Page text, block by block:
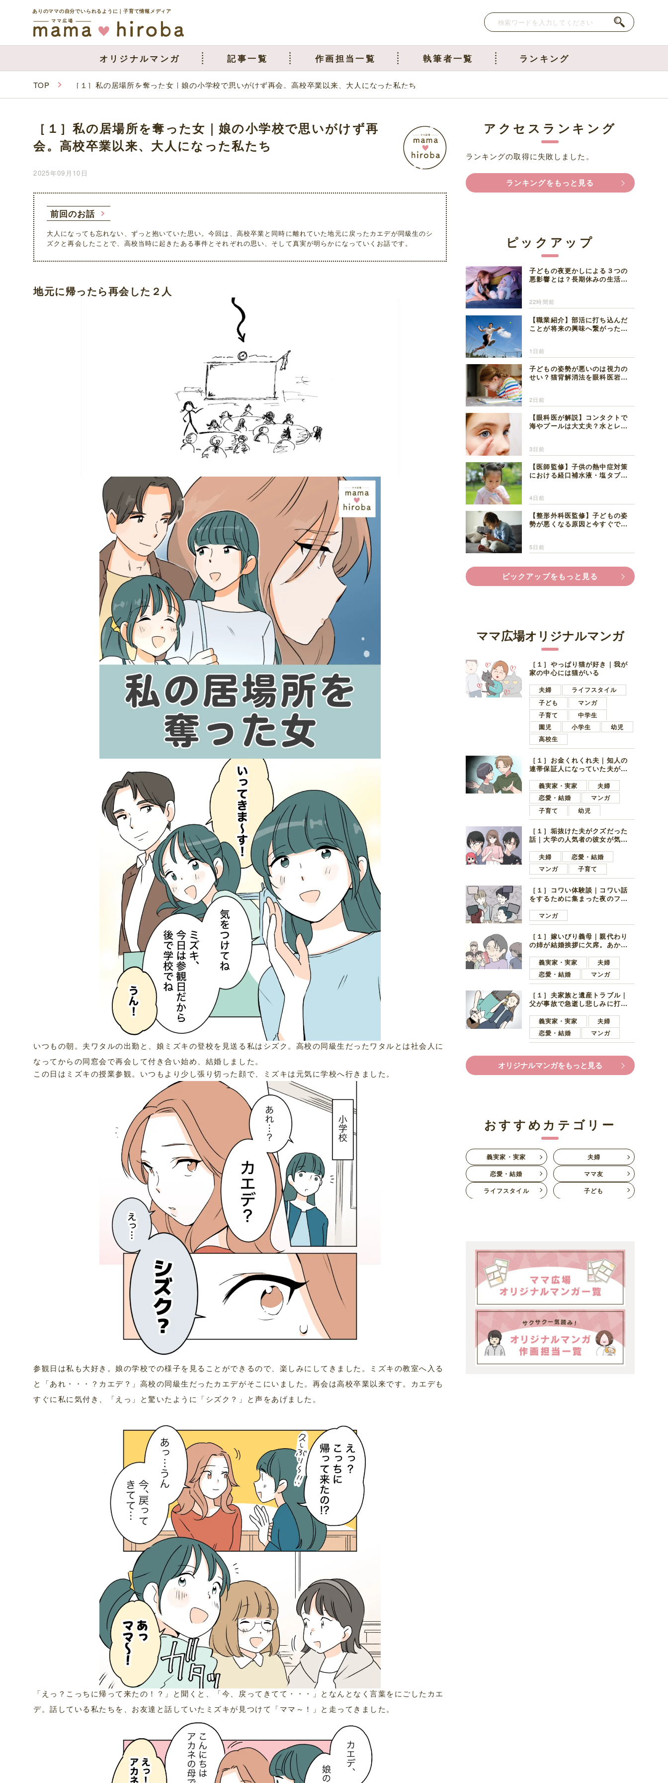
ありのママの自分でいられるように｜子育て情報メディア
オリジナルマンガ 記事一覧 作画担当一覧 執筆者一覧 ランキング
TOP ［１］私の居場所を奪った女｜娘の小学校で思いがけず再会。高校卒業以来、大人になった私たち
［１］私の居場所を奪った女｜娘の小学校で思いがけず再
会。高校卒業以来、大人になった私たち
2025年09月10日
前回のお話
大人になっても忘れない、ずっと抱いていた思い。今回は、高校卒業と同時に離れていた地元に戻ったカエデが同級生のシ
ズクと再会したことで、高校当時に起きたある事件とそれぞれの思い、そして真実が明らかになっていくお話です。
地元に帰ったら再会した２人
いつもの朝。夫ワタルの出勤と、娘ミズキの登校を見送る私はシズク。高校の同級生だったワタルとは社会人に
なってからの同窓会で再会して付き合い始め、結婚しました。
この日はミズキの授業参観。いつもより少し張り切った顔で、ミズキは元気に学校へ行きました。
参観日は私も大好き。娘の学校での様子を見ることができるので、楽しみにしてきました。ミズキの教室へ入る
と「あれ・・・？カエデ？」高校の同級生だったカエデがそこにいました。再会は高校卒業以来です。カエデも
すぐに私に気付き、「えっ」と驚いたように「シズク？」と声をあげました。
「えっ？こっちに帰って来たの！？」と聞くと、「今、戻ってきてて・・・」となんとなく言葉をにごしたカエ
デ。話している私たちを、お友達と話していたミズキが見つけて「ママ～！」と走ってきました。
アクセスランキング
ランキングの取得に失敗しました。
ランキングをもっと見る
ピックアップ
子どもの夜更かしによる３つの
悪影響とは？長期休みの生活リ
22時間前
【職業紹介】部活に打ち込んだ
ことが将来の興味へ繋がった。
1日前
子どもの姿勢が悪いのは視力の
せい？猫背解消法を眼科医岩見
2日前
【眼科医が解説】コンタクトで
海やプールは大丈夫？水とレン
3日前
【医師監修】子供の熱中症対策
における経口補水液・塩タブレ
4日前
【整形外科医監修】子どもの姿
勢が悪くなる原因と今すぐでき
5日前
ピックアップをもっと見る
ママ広場オリジナルマンガ
［１］やっぱり猫が好き｜我が
家の中心には猫がいる
夫婦
ライフスタイル
子ども
マンガ
子育て
中学生
園児
小学生
幼児
高校生
［１］お金くれくれ夫｜知人の
連帯保証人になっていた夫が家
言ってきた
義実家・実家
夫婦
恋愛・結婚
マンガ
子育て
幼児
［１］垢抜けた夫がクズだった
話｜大学の人気者の彼女が気に
子学生
夫婦
恋愛・結婚
マンガ
子育て
［１］コワい体験談｜コワい話
をするために集まった夜のファ
好きの男の子ママ
マンガ
［１］嫁いびり義母｜親代わり
の姉が結婚挨拶に欠席。あから
義実家・実家
夫婦
恋愛・結婚
マンガ
［１］夫家族と遺産トラブル｜
父が事故で急逝し悲しみに打ち
ます夫
義実家・実家
夫婦
恋愛・結婚
マンガ
オリジナルマンガをもっと見る
おすすめカテゴリー
義実家・実家
夫婦
恋愛・結婚
ママ友
ライフスタイル
子ども